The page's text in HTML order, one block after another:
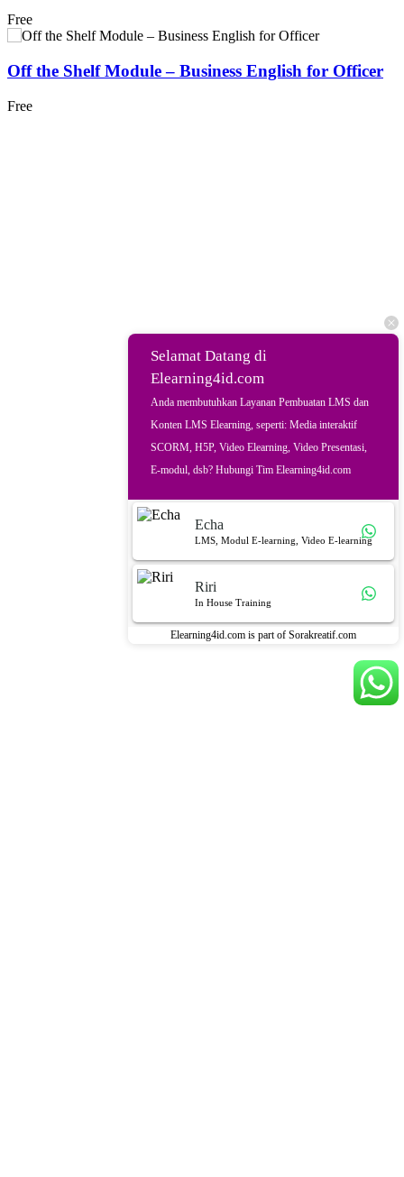
Free
Off the Shelf Module – Business English for Officer
Free
Selamat Datang di
Elearning4id.com
Anda membutuhkan Layanan Pembuatan LMS dan
Konten LMS Elearning, seperti: Media interaktif
SCORM, H5P, Video Elearning, Video Presentasi,
E-modul, dsb? Hubungi Tim Elearning4id.com
Echa
LMS, Modul E-learning, Video E-learning
Riri
In House Training
Elearning4id.com is part of Sorakreatif.com